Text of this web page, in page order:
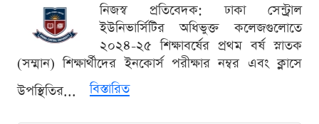
নিজস্ব প্রতিবেদক: ঢাকা সেন্ট্রাল
ইউনিভার্সিটির অধিভুক্ত কলেজগুলোতে
২০২৪-২৫ শিক্ষাবর্ষের প্রথম বর্ষ স্নাতক
(সম্মান) শিক্ষার্থীদের ইনকোর্স পরীক্ষার নম্বর এবং ক্লাসে
উপস্থিতির...
বিস্তারিত